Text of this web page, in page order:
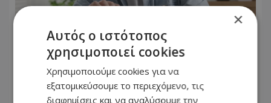
«Βγήκα χάλια!»: Γιατί δεν μας
αρέσουμε στις φωτογραφίες, ενώ οι
×
Αυτός ο ιστότοπος
χρησιμοποιεί cookies
Χρησιμοποιούμε cookies για να
εξατομικεύσουμε το περιεχόμενο, τις
διαφημίσεις και να αναλύσουμε την